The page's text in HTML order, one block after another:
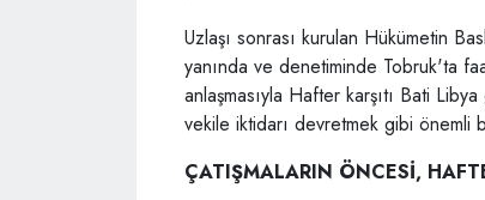
Uzlaşı sonrası kurulan Hükümetin
yanında ve denetiminde Tobruk'ta
anlaşmasıyla Hafter karşıtı Bati
vekile iktidarı devretmek gibi önemli
ÇATIŞMALARIN ÖNCESİ,